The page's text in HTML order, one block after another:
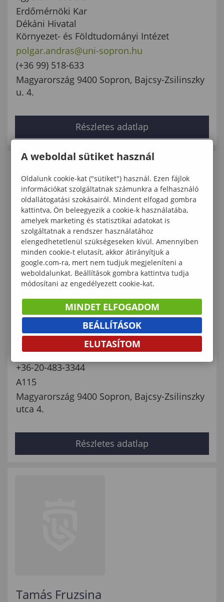
Erdőmérnöki Kar
Dékáni Hivatal
Környezet- és Földtudományi Intézet
polgar.andras@uni-sopron.hu
(+36 99) 518-633
Magyarország 9400 Sopron, Bajcsy-Zsilinszky
u. 4.
Részletes adatlap
Mészáros Diána
dékáni hivatalvezető
Erdőmérnöki Kar
meszaros.diana@uni-sopron.hu
(+36 99) 518-258
+36-20-483-3344
A115
Magyarország 9400 Sopron, Bajcsy-Zsilinszky
utca 4.
Részletes adatlap
Tamás Fruzsina
A weboldal sütiket használ
Oldalunk cookie-kat ("sütiket") használ. Ezen fájlok
információkat szolgáltatnak számunkra a felhasználó
oldallátogatási szokásairól. Mindent elfogad gombra
kattintva, Ön beleegyezik a cookie-k használatába,
amelyek marketing és statisztikai adatokat is
szolgáltatnak a rendszer használatához
elengedhetetlenül szükségeseken kívül. Amennyiben
minden cookie-t elutasít, akkor átirányítjuk a
google.com-ra, mert nem tudjuk megjeleníteni a
weboldalunkat. Beállítások gombra kattintva tudja
módosítani az engedélyezett cookie-kat.
MINDET ELFOGADOM
BEÁLLÍTÁSOK
ELUTASÍTOM